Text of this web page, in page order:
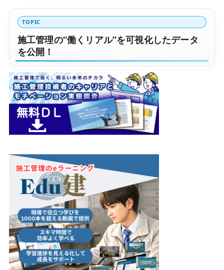
TOPIC
施工管理の“働くリアル”を可視化したデータ
を公開！